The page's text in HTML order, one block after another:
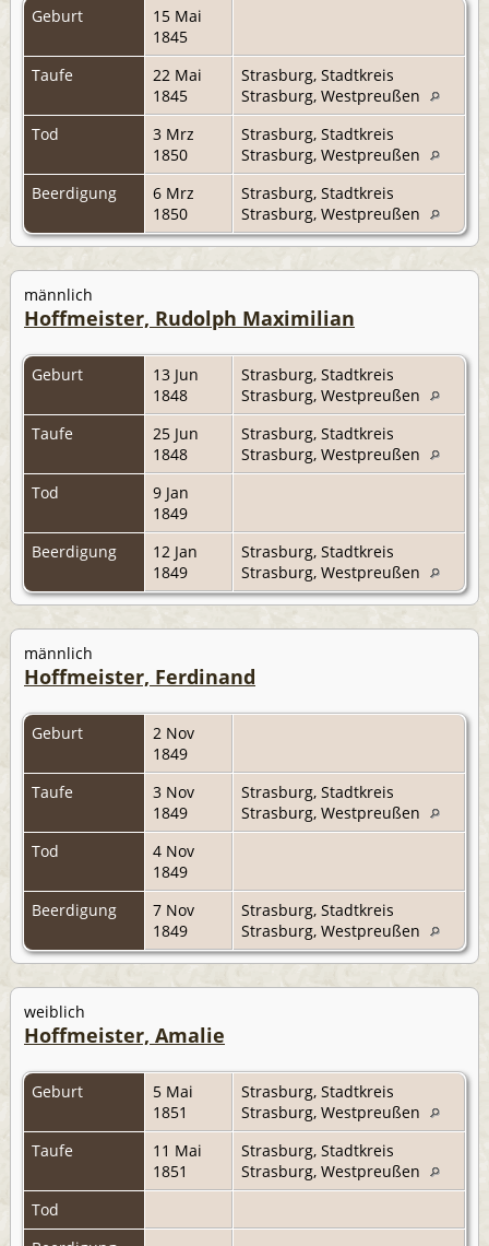
Geburt
15 Mai
1845
Taufe
22 Mai
1845
Strasburg, Stadtkreis
Strasburg, Westpreußen
Tod
3 Mrz
1850
Strasburg, Stadtkreis
Strasburg, Westpreußen
Beerdigung
6 Mrz
1850
Strasburg, Stadtkreis
Strasburg, Westpreußen
männlich
Hoffmeister, Rudolph Maximilian
Geburt
13 Jun
1848
Strasburg, Stadtkreis
Strasburg, Westpreußen
Taufe
25 Jun
1848
Strasburg, Stadtkreis
Strasburg, Westpreußen
Tod
9 Jan
1849
Beerdigung
12 Jan
1849
Strasburg, Stadtkreis
Strasburg, Westpreußen
männlich
Hoffmeister, Ferdinand
Geburt
2 Nov
1849
Taufe
3 Nov
1849
Strasburg, Stadtkreis
Strasburg, Westpreußen
Tod
4 Nov
1849
Beerdigung
7 Nov
1849
Strasburg, Stadtkreis
Strasburg, Westpreußen
weiblich
Hoffmeister, Amalie
Geburt
5 Mai
1851
Strasburg, Stadtkreis
Strasburg, Westpreußen
Taufe
11 Mai
1851
Strasburg, Stadtkreis
Strasburg, Westpreußen
Tod